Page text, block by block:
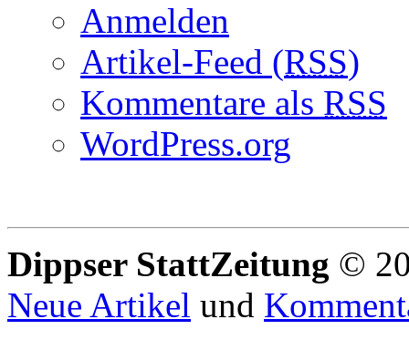
Anmelden
Artikel-Feed (RSS)
Kommentare als RSS
WordPress.org
Dippser StattZeitung ©
Neue Artikel und